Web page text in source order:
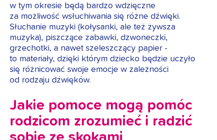
w tym okresie będą bardzo wdzięczne
za możliwość wsłuchiwania się różne dźwięki.
Słuchanie muzyki (kołysanki, ale też żywsza
muzyka), piszczące zabawki, dzwoneczki,
grzechotki, a nawet szeleszczący papier -
to materiały, dzięki którym dziecko będzie uczyło
się różnicować swoje emocje w zależności
od rodzaju dźwięków.
Jakie pomoce mogą pomóc
rodzicom zrozumieć i radzić
sobie ze skokami